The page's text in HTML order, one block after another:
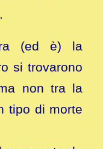
(ed è) la
si trovarono
non tra la
tipo di morte